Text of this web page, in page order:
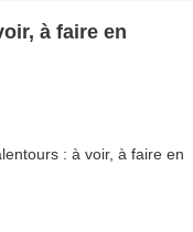
à faire en